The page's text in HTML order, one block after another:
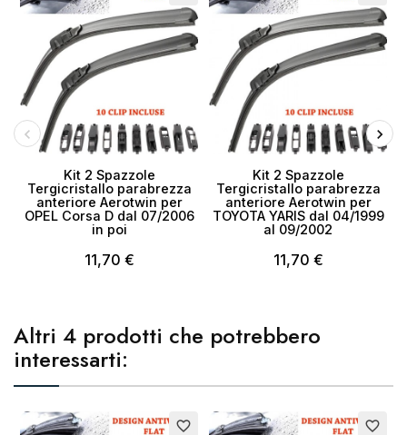
Kit 2 Spazzole
Tergicristallo parabrezza
anteriore Aerotwin per
OPEL Corsa D dal 07/2006
in poi
11,70 €
Kit 2 Spazzole
Tergicristallo parabrezza
anteriore Aerotwin per
TOYOTA YARIS dal 04/1999
al 09/2002
11,70 €
Altri 4 prodotti che potrebbero
interessarti:
favorite_border favorite_border